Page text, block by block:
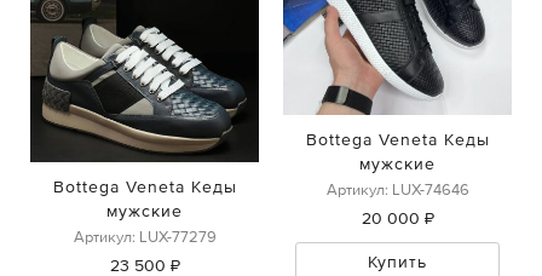
Bottega Veneta Кеды
мужские
Артикул: LUX-77279
23 500 ₽
Bottega Veneta Кеды
мужские
Артикул: LUX-74646
20 000 ₽
Купить